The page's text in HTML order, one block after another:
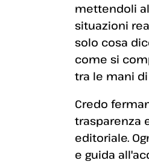
mettendoli
situazioni
solo cosa
come si
tra le mani
Credo
trasparenza
editoriale.
e guida